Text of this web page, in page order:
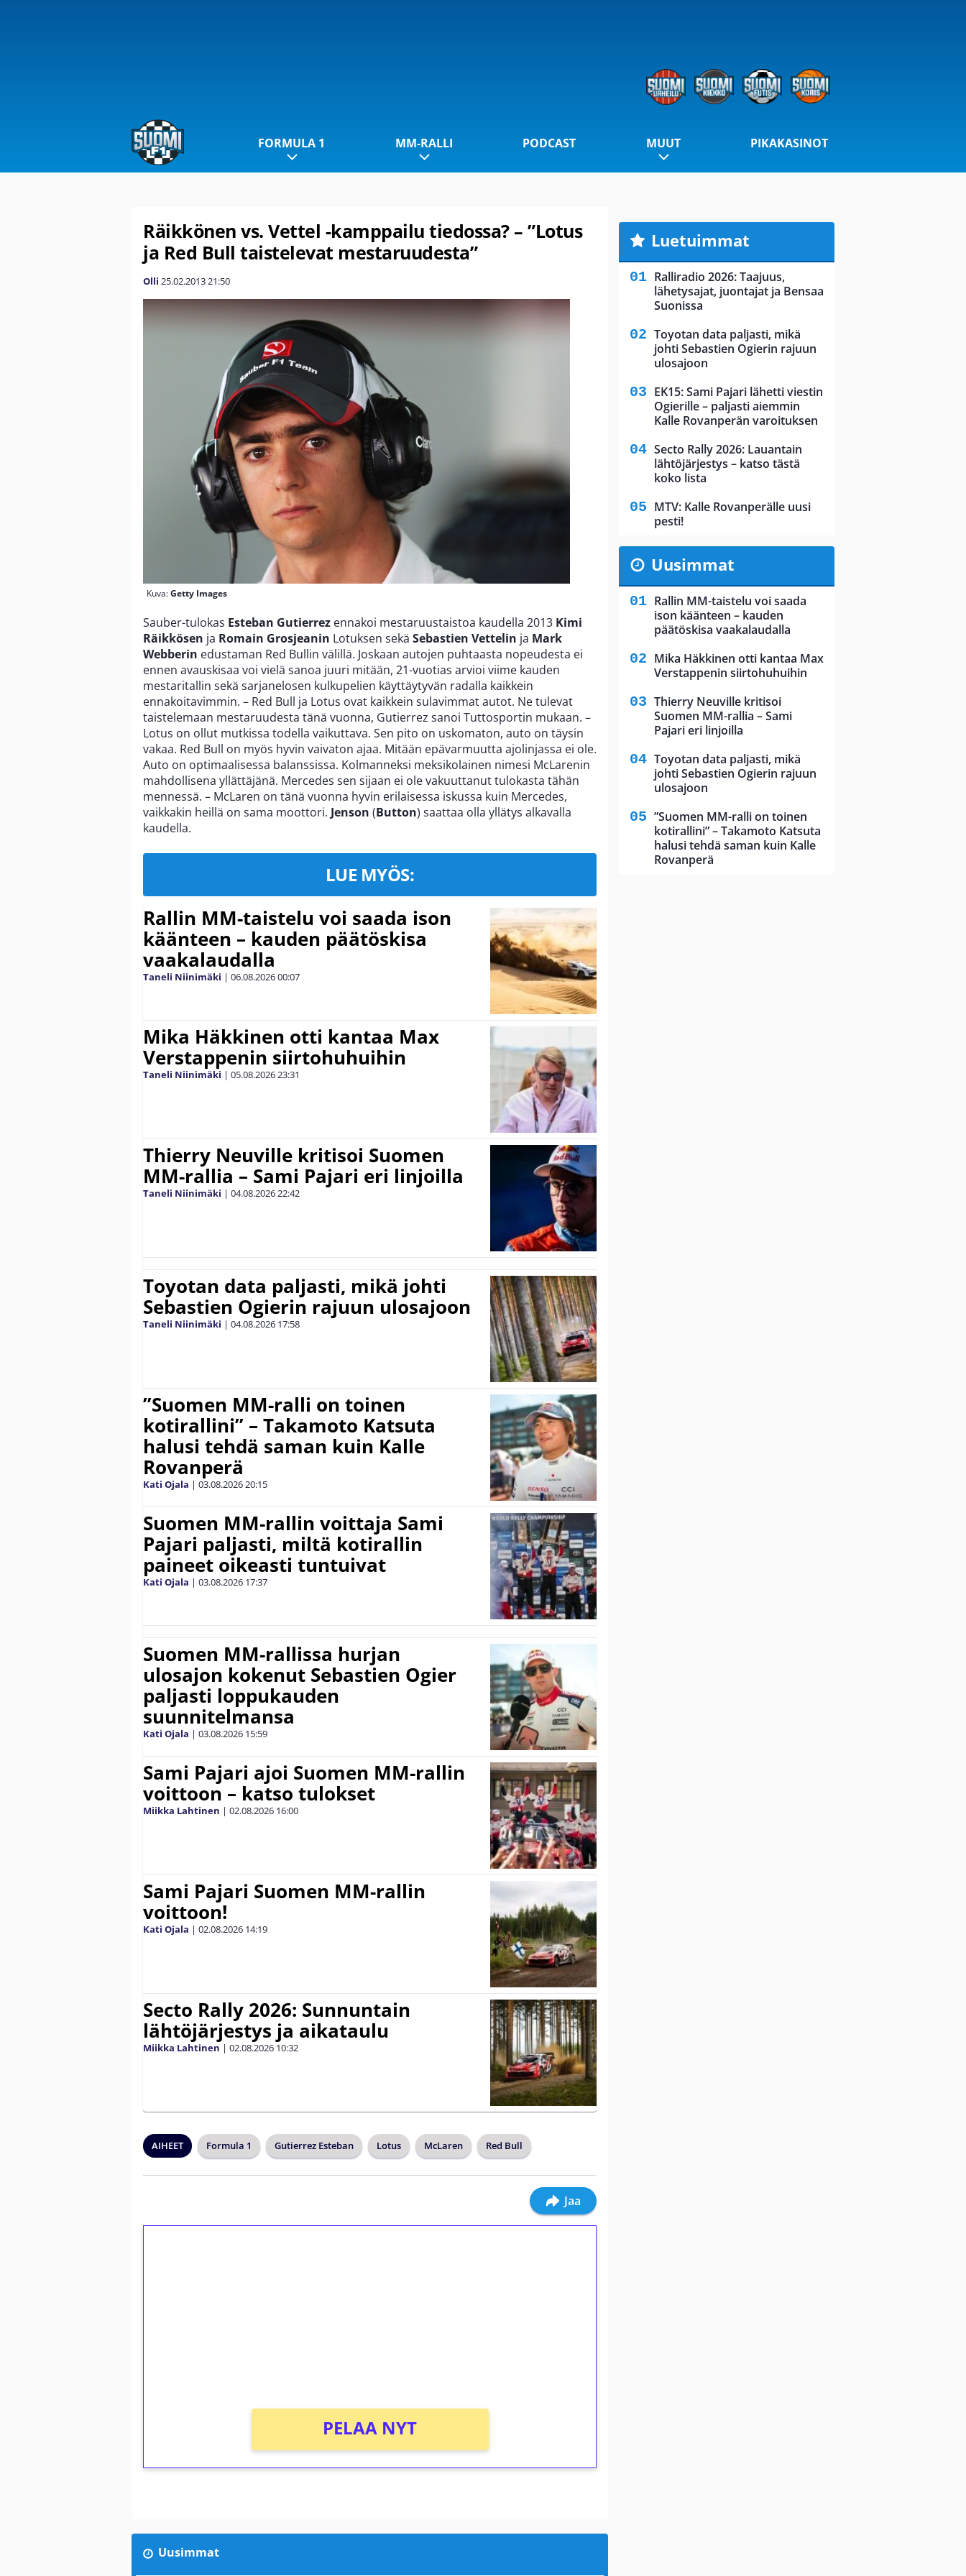
FORMULA 1 MM-RALLI PODCAST MUUT PIKAKASINOT
Räikkönen vs. Vettel -kamppailu tiedossa? – ”Lotus
ja Red Bull taistelevat mestaruudesta”
Olli 25.02.201321:50
Kuva:Getty Images
Sauber-tulokas Esteban Gutierrez ennakoi mestaruustaistoa kaudella 2013 Kimi
Räikkösen ja Romain Grosjeanin Lotuksen sekä Sebastien Vettelin ja Mark
Webberin edustaman Red Bullin välillä. Joskaan autojen puhtaasta nopeudesta ei
ennen avauskisaa voi vielä sanoa juuri mitään, 21-vuotias arvioi viime kauden
mestaritallin sekä sarjanelosen kulkupelien käyttäytyvän radalla kaikkein
ennakoitavimmin. – Red Bull ja Lotus ovat kaikkein sulavimmat autot. Ne tulevat
taistelemaan mestaruudesta tänä vuonna, Gutierrez sanoi Tuttosportin mukaan. –
Lotus on ollut mutkissa todella vaikuttava. Sen pito on uskomaton, auto on täysin
vakaa. Red Bull on myös hyvin vaivaton ajaa. Mitään epävarmuutta ajolinjassa ei ole.
Auto on optimaalisessa balanssissa. Kolmanneksi meksikolainen nimesi McLarenin
mahdollisena yllättäjänä. Mercedes sen sijaan ei ole vakuuttanut tulokasta tähän
mennessä. – McLaren on tänä vuonna hyvin erilaisessa iskussa kuin Mercedes,
vaikkakin heillä on sama moottori. Jenson (Button) saattaa olla yllätys alkavalla
kaudella.
LUE MYÖS:
Rallin MM-taistelu voi saada ison
käänteen – kauden päätöskisa
vaakalaudalla
Taneli Niinimäki | 06.08.202600:07
Mika Häkkinen otti kantaa Max
Verstappenin siirtohuhuihin
Taneli Niinimäki | 05.08.202623:31
Thierry Neuville kritisoi Suomen
MM-rallia – Sami Pajari eri linjoilla
Taneli Niinimäki | 04.08.202622:42
Toyotan data paljasti, mikä johti
Sebastien Ogierin rajuun ulosajoon
Taneli Niinimäki | 04.08.2026 17:58
”Suomen MM-ralli on toinen
kotirallini” – Takamoto Katsuta
halusi tehdä saman kuin Kalle
Rovanperä
Kati Ojala | 03.08.202620:15
Suomen MM-rallin voittaja Sami
Pajari paljasti, miltä kotirallin
paineet oikeasti tuntuivat
Kati Ojala | 03.08.2026 17:37
Suomen MM-rallissa hurjan
ulosajon kokenut Sebastien Ogier
paljasti loppukauden
suunnitelmansa
Kati Ojala | 03.08.2026 15:59
Sami Pajari ajoi Suomen MM-rallin
voittoon – katso tulokset
Miikka Lahtinen | 02.08.2026 16:00
Sami Pajari Suomen MM-rallin
voittoon!
Kati Ojala | 02.08.2026 14:19
Secto Rally 2026: Sunnuntain
lähtöjärjestys ja aikataulu
Miikka Lahtinen | 02.08.2026 10:32
AIHEET Formula 1 Gutierrez Esteban Lotus McLaren Red Bull
Jaa
PELAA NYT
Uusimmat
Luetuimmat
Ralliradio 2026: Taajuus,
lähetysajat, juontajat ja Bensaa
Suonissa
Toyotan data paljasti, mikä
johti Sebastien Ogierin rajuun
ulosajoon
EK15: Sami Pajari lähetti viestin
Ogierille – paljasti aiemmin
Kalle Rovanperän varoituksen
Secto Rally 2026: Lauantain
lähtöjärjestys – katso tästä
koko lista
MTV: Kalle Rovanperälle uusi
pesti!
Uusimmat
Rallin MM-taistelu voi saada
ison käänteen – kauden
päätöskisa vaakalaudalla
Mika Häkkinen otti kantaa Max
Verstappenin siirtohuhuihin
Thierry Neuville kritisoi
Suomen MM-rallia – Sami
Pajari eri linjoilla
Toyotan data paljasti, mikä
johti Sebastien Ogierin rajuun
ulosajoon
”Suomen MM-ralli on toinen
kotirallini” – Takamoto Katsuta
halusi tehdä saman kuin Kalle
Rovanperä